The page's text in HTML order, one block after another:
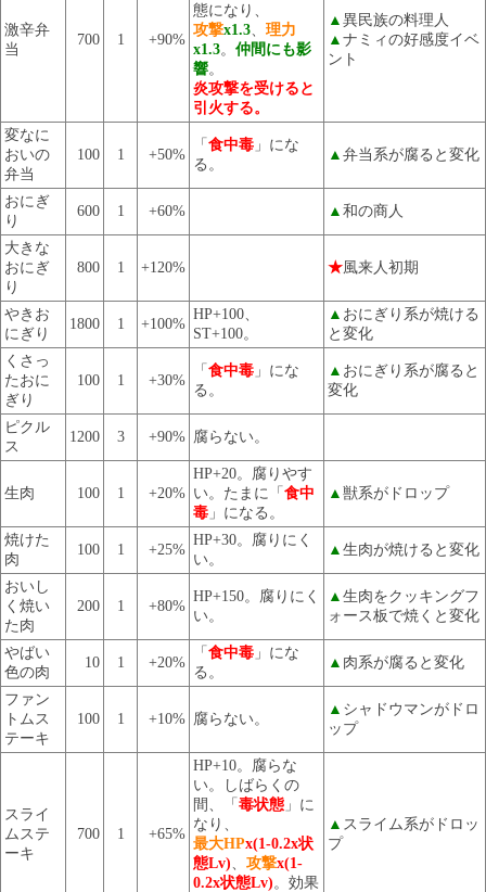
激辛弁
当
700 1 +90%
態になり、
攻撃x1.3
理力
x1.3。 仲間にも影
響。
炎攻撃を受けると
引火する。
▲ 異民族の料理人
▲ ナミィの好感度イベ
ント
変なに
おいの
弁当
100 1 +50%
「食中毒 」にな
る。
▲ 弁当系が腐ると変化
おにぎ
り
600 1 +60% ▲ 和の商人
大きな
おにぎ
り
800 1 +120% ★ 風来人初期
やきお
にぎり
1800 1 +100%
HP+100、
ST+100。
▲ おにぎり系が焼ける
と変化
くさっ
たおに
ぎり
100 1 +30%
「食中毒 」にな
る。
▲ おにぎり系が腐ると
変化
ピクル
ス
1200 3 +90% 腐らない。
生肉 100 1 +20%
HP+20。腐りやす
い。たまに「食中
毒 」になる。
▲ 獣系がドロップ
焼けた
肉
100 1 +25%
HP+30。腐りにく
い。
▲ 生肉が焼けると変化
おいし
く焼い
た肉
200 1 +80%
HP+150。腐りにく
い。
▲ 生肉をクッキングフ
ォース板で焼くと変化
やばい
色の肉
10 1 +20%
「食中毒 」にな
る。
▲ 肉系が腐ると変化
ファン
トムス
テーキ
100 1 +10% 腐らない。
▲ シャドウマンがドロ
ップ
スライ
ムステ
ーキ
700 1 +65%
HP+10。腐らな
い。しばらくの
間、「毒状態 」に
なり、
最大HPx(1-0.2x状
態Lv)
攻撃x(1-
0.2x状態Lv) 。効果
▲ スライム系がドロッ
プ